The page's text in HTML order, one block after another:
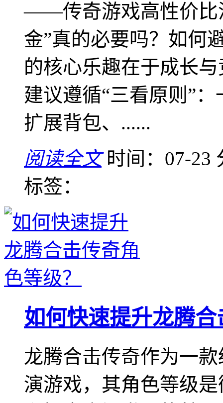
——传奇游戏高性价比
金”真的必要吗？如何
的核心乐趣在于成长
建议遵循“三看原则”
扩展背包、......
阅读全文 时间：07-23
标签：
如何快速提升龙腾
龙腾合击传奇作为一
演游戏，其角色等级